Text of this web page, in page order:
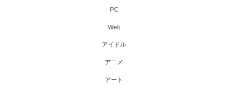
PC
Web
アイドル
アニメ
アート